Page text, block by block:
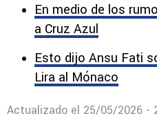
En medio de los
a Cruz Azul
Esto dijo Ansu Fati
Lira al Mónaco
Actualizado el 25/05/2026 -